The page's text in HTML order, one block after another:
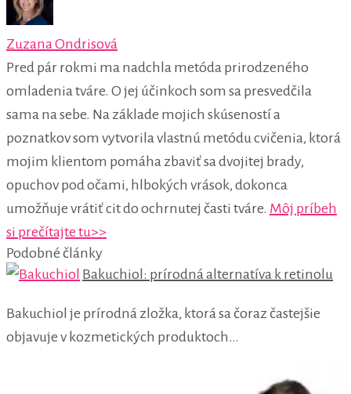
Zuzana Ondrisová
Pred pár rokmi ma nadchla metóda prirodzeného
omladenia tváre. O jej účinkoch som sa presvedčila
sama na sebe. Na základe mojich skúseností a
poznatkov som vytvorila vlastnú metódu cvičenia, ktorá
mojim klientom pomáha zbaviť sa dvojitej brady,
opuchov pod očami, hlbokých vrások, dokonca
umožňuje vrátiť cit do ochrnutej časti tváre. Môj príbeh
si prečítajte tu>>
Podobné články
Bakuchiol: prírodná alternatíva k retinolu
Bakuchiol je prírodná zložka, ktorá sa čoraz častejšie
objavuje v kozmetických produktoch…